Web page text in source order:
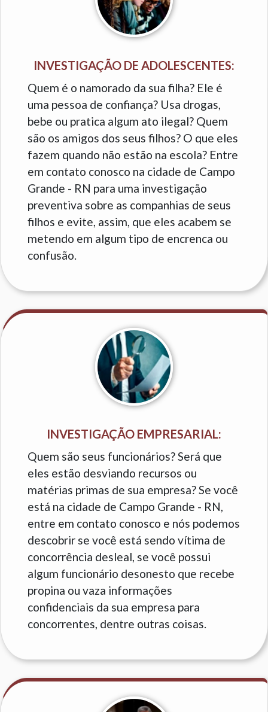
INVESTIGAÇÃO DE ADOLESCENTES:
Quem é o namorado da sua filha? Ele é
uma pessoa de confiança? Usa drogas,
bebe ou pratica algum ato ilegal? Quem
são os amigos dos seus filhos? O que eles
fazem quando não estão na escola? Entre
em contato conosco na cidade de Campo
Grande - RN para uma investigação
preventiva sobre as companhias de seus
filhos e evite, assim, que eles acabem se
metendo em algum tipo de encrenca ou
confusão.
INVESTIGAÇÃO EMPRESARIAL:
Quem são seus funcionários? Será que
eles estão desviando recursos ou
matérias primas de sua empresa? Se você
está na cidade de Campo Grande - RN,
entre em contato conosco e nós podemos
descobrir se você está sendo vítima de
concorrência desleal, se você possui
algum funcionário desonesto que recebe
propina ou vaza informações
confidenciais da sua empresa para
concorrentes, dentre outras coisas.